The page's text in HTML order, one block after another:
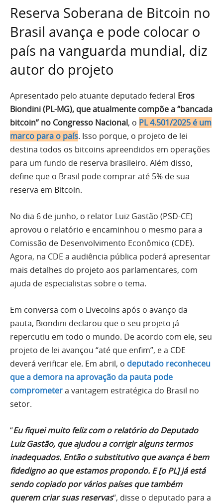
Reserva Soberana de Bitcoin no
Brasil avança e pode colocar o
país na vanguarda mundial, diz
autor do projeto
Apresentado pelo atuante deputado federal Eros
Biondini (PL-MG), que atualmente compõe a “bancada
bitcoin” no Congresso Nacional, o PL 4.501/2025 é um
marco para o país. Isso porque, o projeto de lei
destina todos os bitcoins apreendidos em operações
para um fundo de reserva brasileiro. Além disso,
define que o Brasil pode comprar até 5% de sua
reserva em Bitcoin.
No dia 6 de junho, o relator Luiz Gastão (PSD-CE)
aprovou o relatório e encaminhou o mesmo para a
Comissão de Desenvolvimento Econômico (CDE).
Agora, na CDE a audiência pública poderá apresentar
mais detalhes do projeto aos parlamentares, com
ajuda de especialistas sobre o tema.
Em conversa com o Livecoins após o avanço da
pauta, Biondini declarou que o seu projeto já
repercutiu em todo o mundo. De acordo com ele, seu
projeto de lei avançou “até que enfim”, e a CDE
deverá verificar ele. Em abril, o deputado reconheceu
que a demora na aprovação da pauta pode
comprometera vantagem estratégica do Brasil no
setor.
“Eu fiquei muito feliz com o relatório do Deputado
Luiz Gastão, que ajudou a corrigir alguns termos
inadequados. Então o substitutivo que avança é bem
fidedigno ao que estamos propondo. E [o PL] já está
sendo copiado por vários países que também
querem criar suas reservas“, disse o deputado para a